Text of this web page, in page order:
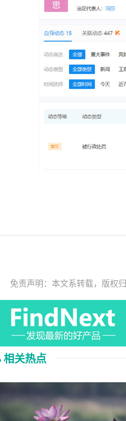
免责声明：本文系转载，版权
相关热点